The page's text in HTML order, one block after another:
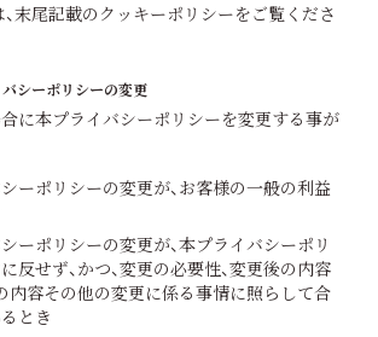
、末尾記載のクッキーポリシーをご覧くださ
シーポリシーの変更
合に本プライバシーポリシーを変更する事が
シーポリシーの変更が、お客様の一般の利益
シーポリシーの変更が、本プライバシーポリ
反せず、かつ、変更の必要性、変更後の内容
内容その他の変更に係る事情に照らして合
とき